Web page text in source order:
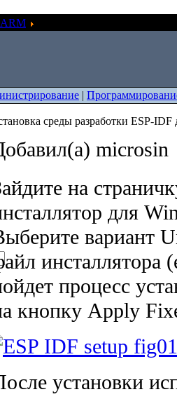
ARM
|
среды разработки ESP-IDF
microsin
на
для
вариант
инсталлятора
процесс
кнопку Apply
установки